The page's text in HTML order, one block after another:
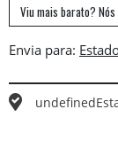
Viu mais barato?
Envia para:
undefined